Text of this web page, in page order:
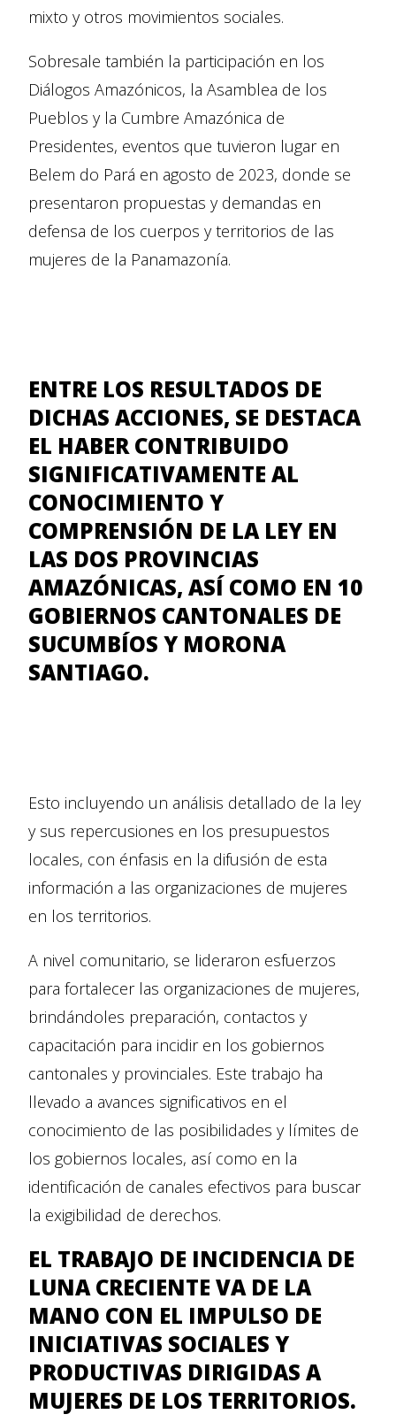
mixto y otros movimientos sociales.
Sobresale también la participación en los
Diálogos Amazónicos, la Asamblea de los
Pueblos y la Cumbre Amazónica de
Presidentes, eventos que tuvieron lugar en
Belem do Pará en agosto de 2023, donde se
presentaron propuestas y demandas en
defensa de los cuerpos y territorios de las
mujeres de la Panamazonía.
ENTRE LOS RESULTADOS DE
DICHAS ACCIONES, SE DESTACA
EL HABER CONTRIBUIDO
SIGNIFICATIVAMENTE AL
CONOCIMIENTO Y
COMPRENSIÓN DE LA LEY EN
LAS DOS PROVINCIAS
AMAZÓNICAS, ASÍ COMO EN 10
GOBIERNOS CANTONALES DE
SUCUMBÍOS Y MORONA
SANTIAGO.
Esto incluyendo un análisis detallado de la ley
y sus repercusiones en los presupuestos
locales, con énfasis en la difusión de esta
información a las organizaciones de mujeres
en los territorios.
A nivel comunitario, se lideraron esfuerzos
para fortalecer las organizaciones de mujeres,
brindándoles preparación, contactos y
capacitación para incidir en los gobiernos
cantonales y provinciales. Este trabajo ha
llevado a avances significativos en el
conocimiento de las posibilidades y límites de
los gobiernos locales, así como en la
identificación de canales efectivos para buscar
la exigibilidad de derechos.
EL TRABAJO DE INCIDENCIA DE
LUNA CRECIENTE VA DE LA
MANO CON EL IMPULSO DE
INICIATIVAS SOCIALES Y
PRODUCTIVAS DIRIGIDAS A
MUJERES DE LOS TERRITORIOS.